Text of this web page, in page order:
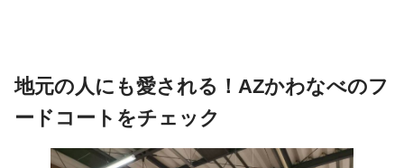
地元の人にも愛される！AZかわなべのフ
ードコートをチェック